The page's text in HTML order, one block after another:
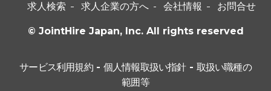
求人検索 求人企業の方へ 会社情報 お問合せ
© JointHire Japan, Inc. All rights reserved
サービス利用規約- 個人情報取扱い指針- 取扱い職種の
範囲等